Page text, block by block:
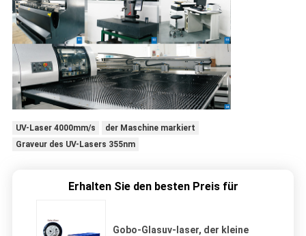
UV-Laser 4000mm/s
der Maschine markiert
Graveur des UV-Lasers 355nm
Erhalten Sie den besten Preis für
Gobo-Glasuv-laser, der kleine